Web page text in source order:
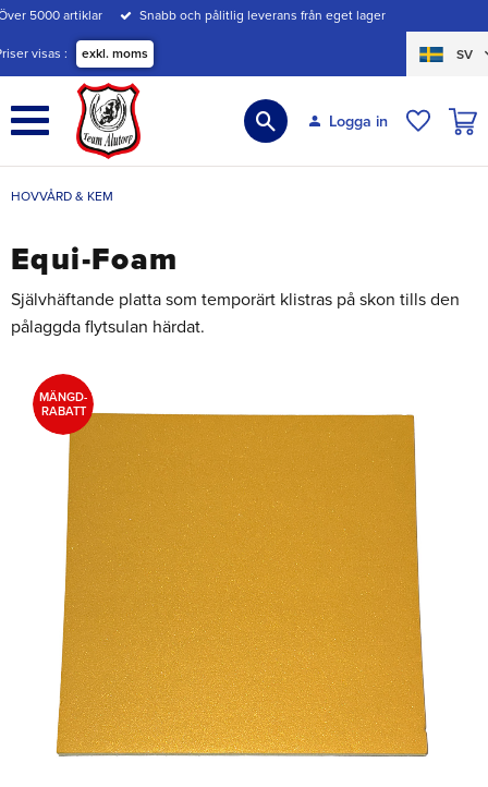
Meny
5000 artiklar Snabb och pålitlig leverans från eget lager
visas exkl. moms SV
Logga in
HOVVÅRD & KEM
Equi-Foam
Självhäftande platta som temporärt klistras på skon tills den
pålaggda flytsulan härdat.
MÄNGD-
RABATT